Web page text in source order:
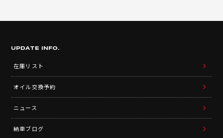
UPDATE INFO.
在庫リスト
オイル交換予約
ニュース
納車ブログ